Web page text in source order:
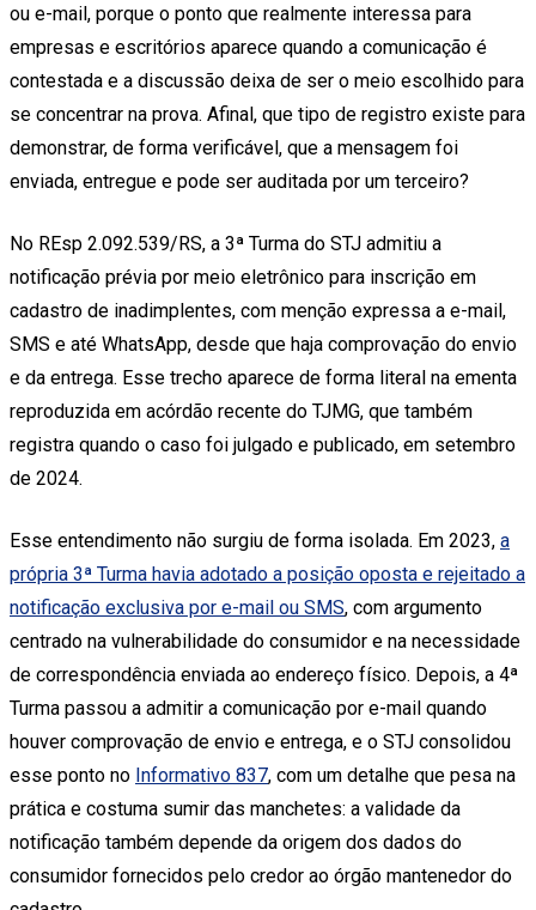
ou e-mail, porque o ponto que realmente interessa para
empresas e escritórios aparece quando a comunicação é
contestada e a discussão deixa de ser o meio escolhido para
se concentrar na prova. Afinal, que tipo de registro existe para
demonstrar, de forma verificável, que a mensagem foi
enviada, entregue e pode ser auditada por um terceiro?
No REsp 2.092.539/RS, a 3ª Turma do STJ admitiu a
notificação prévia por meio eletrônico para inscrição em
cadastro de inadimplentes, com menção expressa a e-mail,
SMS e até WhatsApp, desde que haja comprovação do envio
e da entrega. Esse trecho aparece de forma literal na ementa
reproduzida em acórdão recente do TJMG, que também
registra quando o caso foi julgado e publicado, em setembro
de 2024.
Esse entendimento não surgiu de forma isolada. Em 2023, a
própria 3ª Turma havia adotado a posição oposta e rejeitado a
notificação exclusiva por e-mail ou SMS, com argumento
centrado na vulnerabilidade do consumidor e na necessidade
de correspondência enviada ao endereço físico. Depois, a 4ª
Turma passou a admitir a comunicação por e-mail quando
houver comprovação de envio e entrega, e o STJ consolidou
esse ponto no Informativo 837, com um detalhe que pesa na
prática e costuma sumir das manchetes: a validade da
notificação também depende da origem dos dados do
consumidor fornecidos pelo credor ao órgão mantenedor do